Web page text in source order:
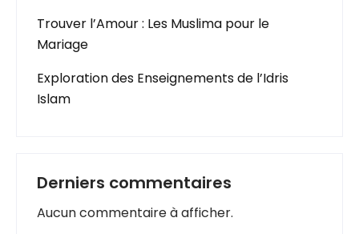
Trouver l’Amour : Les Muslima pour le
Mariage
Exploration des Enseignements de l’Idris
Islam
Derniers commentaires
Aucun commentaire à afficher.